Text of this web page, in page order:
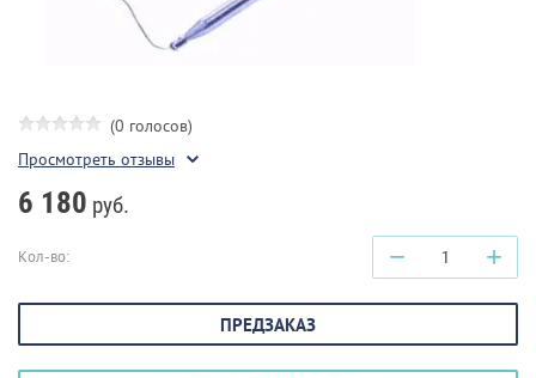
(0 голосов)
Просмотреть отзывы
6 180 руб.
Кол-во: − +
ПРЕДЗАКАЗ